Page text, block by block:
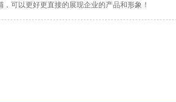
，可以更好更直接的展现企业的产品和形象！